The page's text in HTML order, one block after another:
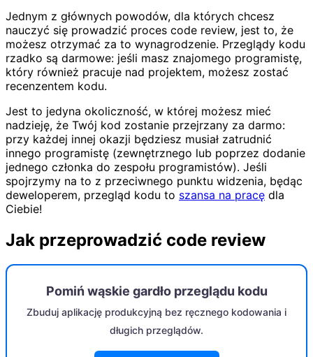
Jednym z głównych powodów, dla których chcesz
nauczyć się prowadzić proces code review, jest to, że
możesz otrzymać za to wynagrodzenie. Przeglądy kodu
rzadko są darmowe: jeśli masz znajomego programistę,
który również pracuje nad projektem, możesz zostać
recenzentem kodu.
Jest to jedyna okoliczność, w której możesz mieć
nadzieję, że Twój kod zostanie przejrzany za darmo:
przy każdej innej okazji będziesz musiał zatrudnić
innego programistę (zewnętrznego lub poprzez dodanie
jednego członka do zespołu programistów). Jeśli
spojrzymy na to z przeciwnego punktu widzenia, będąc
deweloperem, przegląd kodu to szansa na pracę dla
Ciebie!
Jak przeprowadzić code review
Pomiń wąskie gardło przeglądu kodu
Zbuduj aplikację produkcyjną bez ręcznego kodowania i
długich przeglądów.